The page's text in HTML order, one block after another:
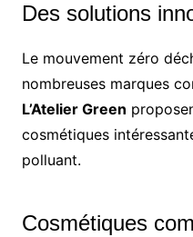
Des solutions
Le mouvement zéro
nombreuses marques
L’Atelier Green
cosmétiques
polluant.
Cosmétiques